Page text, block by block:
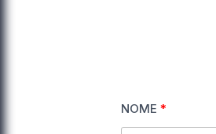
NOME